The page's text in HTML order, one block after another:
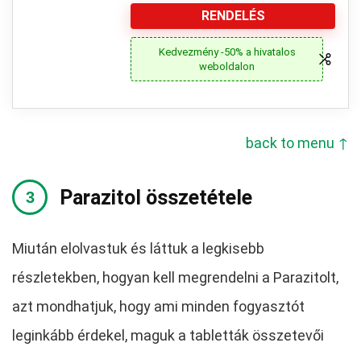
RENDELÉS
Kedvezmény -50% a hivatalos
weboldalon
back to menu ↑
Parazitol összetétele
Miután elolvastuk és láttuk a legkisebb
részletekben, hogyan kell megrendelni a Parazitolt,
azt mondhatjuk, hogy ami minden fogyasztót
leginkább érdekel, maguk a tabletták összetevői